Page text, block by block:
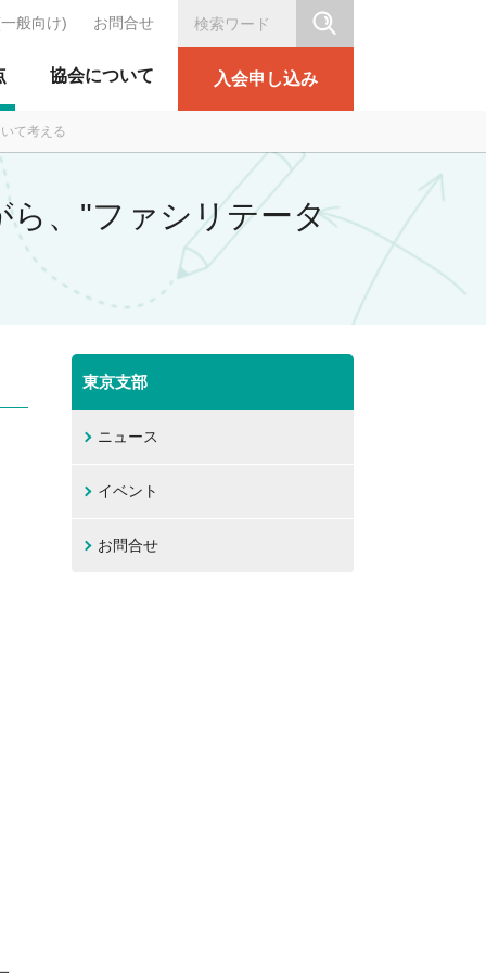
テーション協会
協会について 入会申し込み
般向け) お問合せ
て考える
ら、"ファシリテータ
東京支部
ニュース
イベント
お問合せ